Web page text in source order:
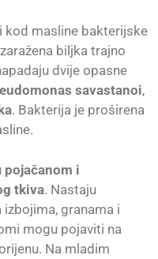
kod masline bakterijske
biljka trajno
dvije opasne
savastanoi,
. Bakterija je proširena
pojačanom i
tkiva. Nastaju
izbojima, granama i
mogu pojaviti na
Na mladim